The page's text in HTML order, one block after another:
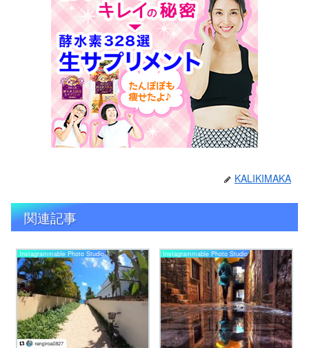
KALIKIMAKA
関連記事
Instagrammable Photo Studio Instagrammable Photo Studio